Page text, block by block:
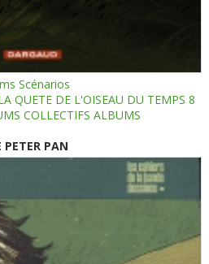
Scénarios
QUETE DE L'OISEAU DU TEMPS 8
COLLECTIFS ALBUMS
PETER PAN